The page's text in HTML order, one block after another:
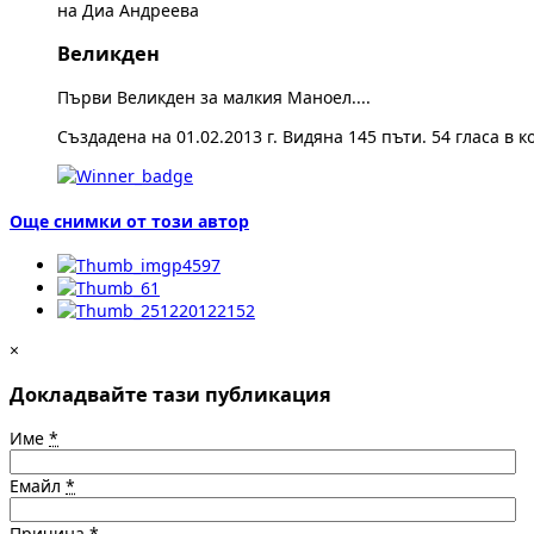
на Диа Андреева
Великден
Първи Великден за малкия Маноел....
Създадена на 01.02.2013 г. Видяна 145 пъти. 54 гласа в
Още снимки от този автор
×
Докладвайте тази публикация
Име *
Емайл *